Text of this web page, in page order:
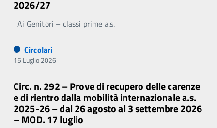
2026/27
Ai Genitori – classi prime a.s.
Circolari
15 Luglio 2026
Circ. n. 292 – Prove di recupero delle carenze
e di rientro dalla mobilità internazionale a.s.
2025-26 – dal 26 agosto al 3 settembre 2026
– MOD. 17 luglio